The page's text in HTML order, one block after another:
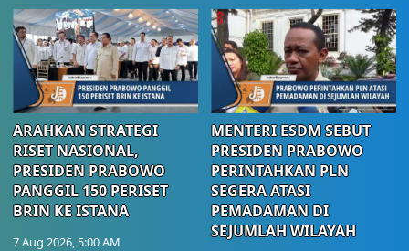
ARAHKAN STRATEGI
RISET NASIONAL,
PRESIDEN PRABOWO
PANGGIL 150 PERISET
BRIN KE ISTANA
7 Aug 2026, 5:00 AM
MENTERI ESDM SEBUT
PRESIDEN PRABOWO
PERINTAHKAN PLN
SEGERA ATASI
PEMADAMAN DI
SEJUMLAH WILAYAH